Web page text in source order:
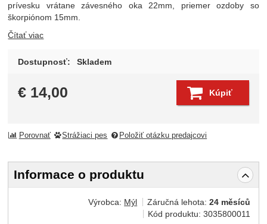
prívesku vrátane závesného oka 22mm, priemer ozdoby so
škorpiónom 15mm.
Čítať viac
Dostupnosť: Skladem
€ 14,00 Kúpiť
Porovnať Strážiaci pes Položiť otázku predajcovi
Informace o produktu
Výrobca: Mýl Záručná lehota:24 měsíců
Kód produktu:3035800011